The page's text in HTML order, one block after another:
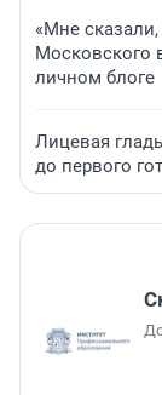
«Мне
Московского
личном блоге
Лицевая
до первого